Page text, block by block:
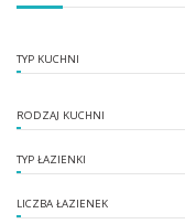
TYP KUCHNI
RODZAJ KUCHNI
TYP ŁAZIENKI
LICZBA ŁAZIENEK